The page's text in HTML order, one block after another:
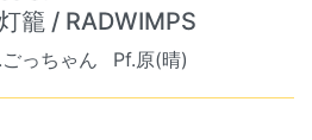
籠 / RADWIMPS
っちゃん Pf.原(晴)